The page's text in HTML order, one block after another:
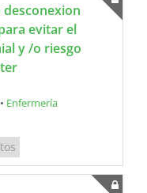
desconexion
evitar el
y /o riesgo
• Enfermería